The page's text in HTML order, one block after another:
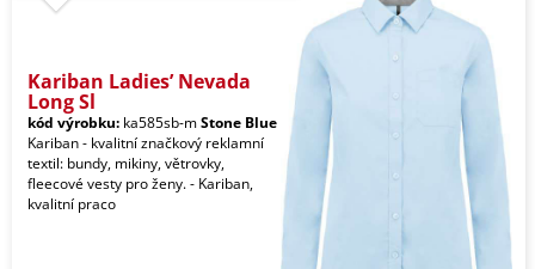
Kariban Ladies’ Nevada
Long Sl
kód výrobku: ka585sb-mStone Blue
Kariban - kvalitní značkový reklamní
textil: bundy, mikiny, větrovky,
fleecové vesty pro ženy. - Kariban,
kvalitní praco